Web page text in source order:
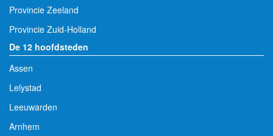
Provincie Zeeland
Provincie Zuid-Holland
De 12 hoofdsteden
Assen
Lelystad
Leeuwarden
Arnhem